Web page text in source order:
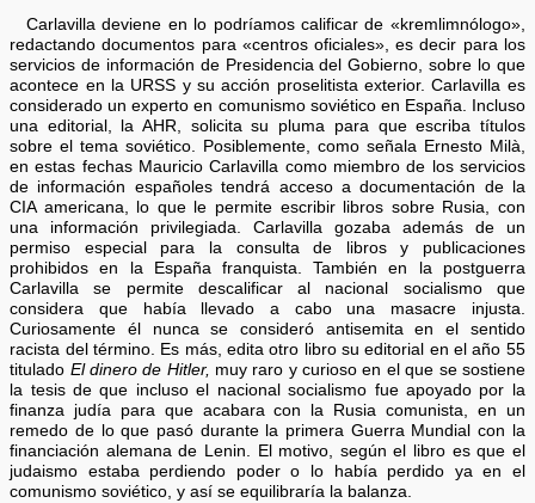
Carlavilla deviene en lo podríamos calificar de «kremlimnólogo»,
redactando documentos para «centros oficiales», es decir para los
servicios de información de Presidencia del Gobierno, sobre lo que
acontece en la URSS y su acción proselitista exterior. Carlavilla es
considerado un experto en comunismo soviético en España. Incluso
una editorial, la AHR, solicita su pluma para que escriba títulos
sobre el tema soviético. Posiblemente, como señala Ernesto Milà,
en estas fechas Mauricio Carlavilla como miembro de los servicios
de información españoles tendrá acceso a documentación de la
CIA americana, lo que le permite escribir libros sobre Rusia, con
una información privilegiada. Carlavilla gozaba además de un
permiso especial para la consulta de libros y publicaciones
prohibidos en la España franquista. También en la postguerra
Carlavilla se permite descalificar al nacional socialismo que
considera que había llevado a cabo una masacre injusta.
Curiosamente él nunca se consideró antisemita en el sentido
racista del término. Es más, edita otro libro su editorial en el año 55
titulado El dinero de Hitler, muy raro y curioso en el que se sostiene
la tesis de que incluso el nacional socialismo fue apoyado por la
finanza judía para que acabara con la Rusia comunista, en un
remedo de lo que pasó durante la primera Guerra Mundial con la
financiación alemana de Lenin. El motivo, según el libro es que el
judaismo estaba perdiendo poder o lo había perdido ya en el
comunismo soviético, y así se equilibraría la balanza.